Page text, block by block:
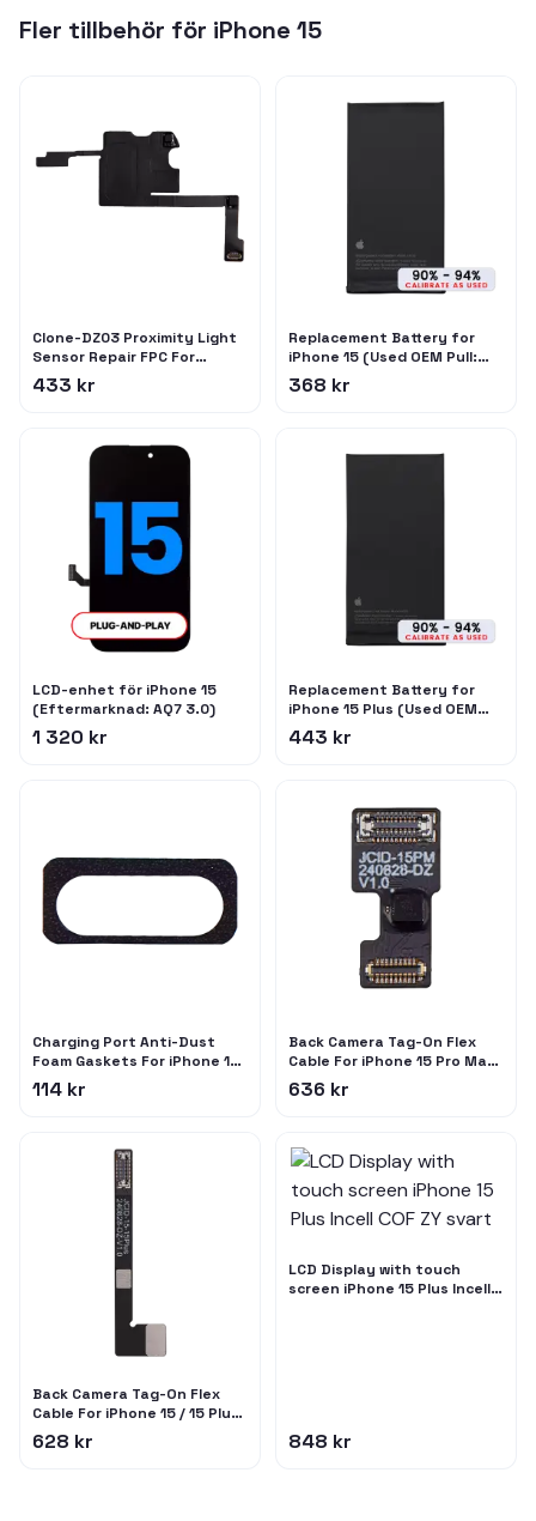
Fler tillbehör för iPhone 15
Clone-DZ03 Proximity Light
Sensor Repair FPC For
iPhone 15 Pro (Qianli)
433 kr
Replacement Battery for
iPhone 15 (Used OEM Pull:
Grade C / SOH 90% to 94%)
368 kr
LCD-enhet för iPhone 15
(Eftermarknad: AQ7 3.0)
1 320 kr
Replacement Battery for
iPhone 15 Plus (Used OEM
Pull: Grade C / SOH 90% to
94%)
443 kr
Charging Port Anti-Dust
Foam Gaskets For iPhone 15
/ 15 Plus / 15 Pro / 15 Pro Max
(10 Pack)
114 kr
Back Camera Tag-On Flex
Cable For iPhone 15 Pro Max
(JCID)
636 kr
Back Camera Tag-On Flex
Cable For iPhone 15 / 15 Plus
(JCID)
628 kr
LCD Display with touch
screen iPhone 15 Plus Incell
848 kr